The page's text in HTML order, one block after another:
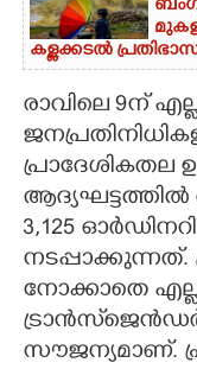
കള്ളക്കടൽ
രാവിലെ 9ന്
പ്രാദേശികതല
3,125
നോക്കാതെ
സൗജന്യമാണ്.